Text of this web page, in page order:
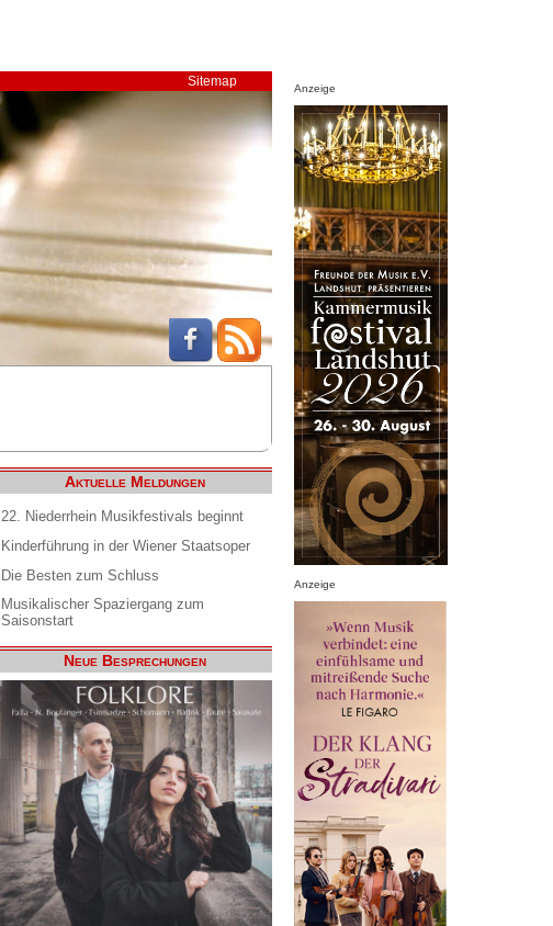
Sitemap
Aktuelle Meldungen
22. Niederrhein Musikfestivals beginnt
Kinderführung in der Wiener Staatsoper
Die Besten zum Schluss
Musikalischer Spaziergang zum
Saisonstart
Neue Besprechungen
Anzeige
Anzeige